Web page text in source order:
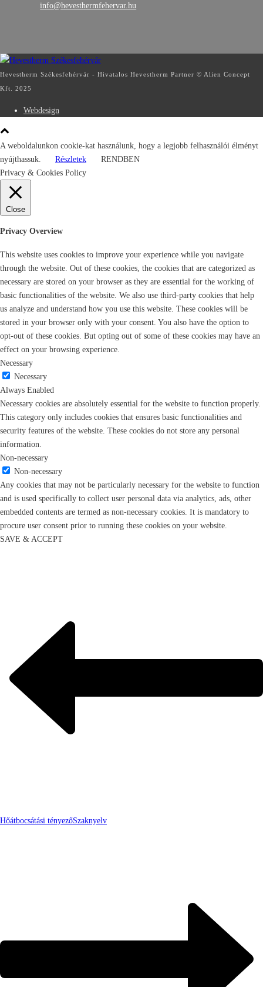
info@hevesthermfehervar.hu
Hevestherm Székesfehérvár - Hivatalos Hevestherm Partner © Alien Concept
Kft. 2025
Webdesign
A weboldalunkon cookie-kat használunk, hogy a legjobb felhasználói élményt
nyújthassuk.
Részletek
RENDBEN
Privacy & Cookies Policy
Close
Privacy Overview
This website uses cookies to improve your experience while you navigate
through the website. Out of these cookies, the cookies that are categorized as
necessary are stored on your browser as they are essential for the working of
basic functionalities of the website. We also use third-party cookies that help
us analyze and understand how you use this website. These cookies will be
stored in your browser only with your consent. You also have the option to
opt-out of these cookies. But opting out of some of these cookies may have an
effect on your browsing experience.
Necessary
Necessary
Always Enabled
Necessary cookies are absolutely essential for the website to function properly.
This category only includes cookies that ensures basic functionalities and
security features of the website. These cookies do not store any personal
information.
Non-necessary
Non-necessary
Any cookies that may not be particularly necessary for the website to function
and is used specifically to collect user personal data via analytics, ads, other
embedded contents are termed as non-necessary cookies. It is mandatory to
procure user consent prior to running these cookies on your website.
SAVE & ACCEPT
Hőátbocsátási tényezőSzaknyelv